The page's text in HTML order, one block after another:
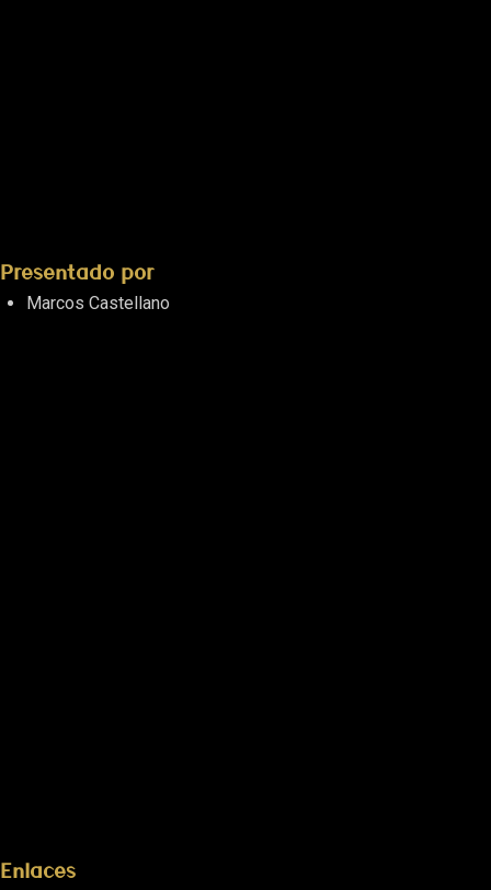
Presentado por
Marcos Castellano
Enlaces